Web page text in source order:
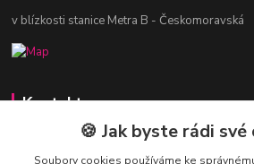
v blízkosti stanice Metra B - Českomoravská
Kontakty
Jitka Vlasáková
281 916 793
🍪 Jak byste rádi své
Soubory cookies používáme ke